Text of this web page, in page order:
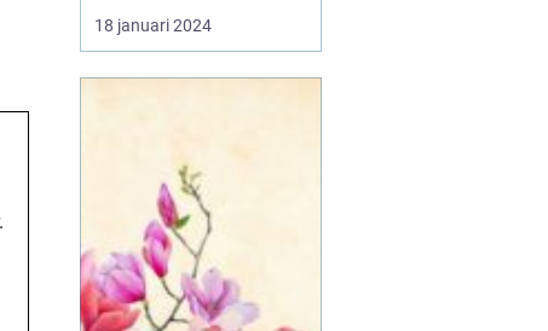
känt som Coleus, är en
populär växt som lockar
sorter och namn är
palettblad ett livligt och
vackert inslag i trädgår...
18 januari 2024